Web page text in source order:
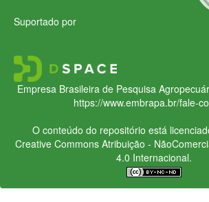
Suportado por
Empresa Brasileira de Pesquisa
https://www.embrapa.br/fale-
O conteúdo do repositório está
Creative CommonsAtribuição -
4.0 Internacional.